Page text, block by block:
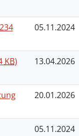
05.11.2024
KB) 13.04.2026
20.01.2026
05.11.2024